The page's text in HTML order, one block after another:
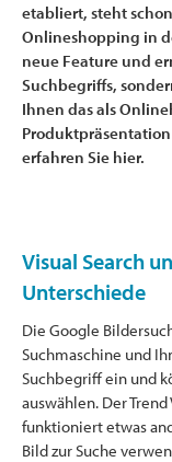
etabliert, steht
Onlineshopping in
neue Feature und
Suchbegriffs,
Ihnen das als
erfahren Sie hier.
Visual Search
Unterschiede
Die Google
Suchmaschine und
Suchbegriff ein und
auswählen. Der
funktioniert etwas
Bild zur Suche